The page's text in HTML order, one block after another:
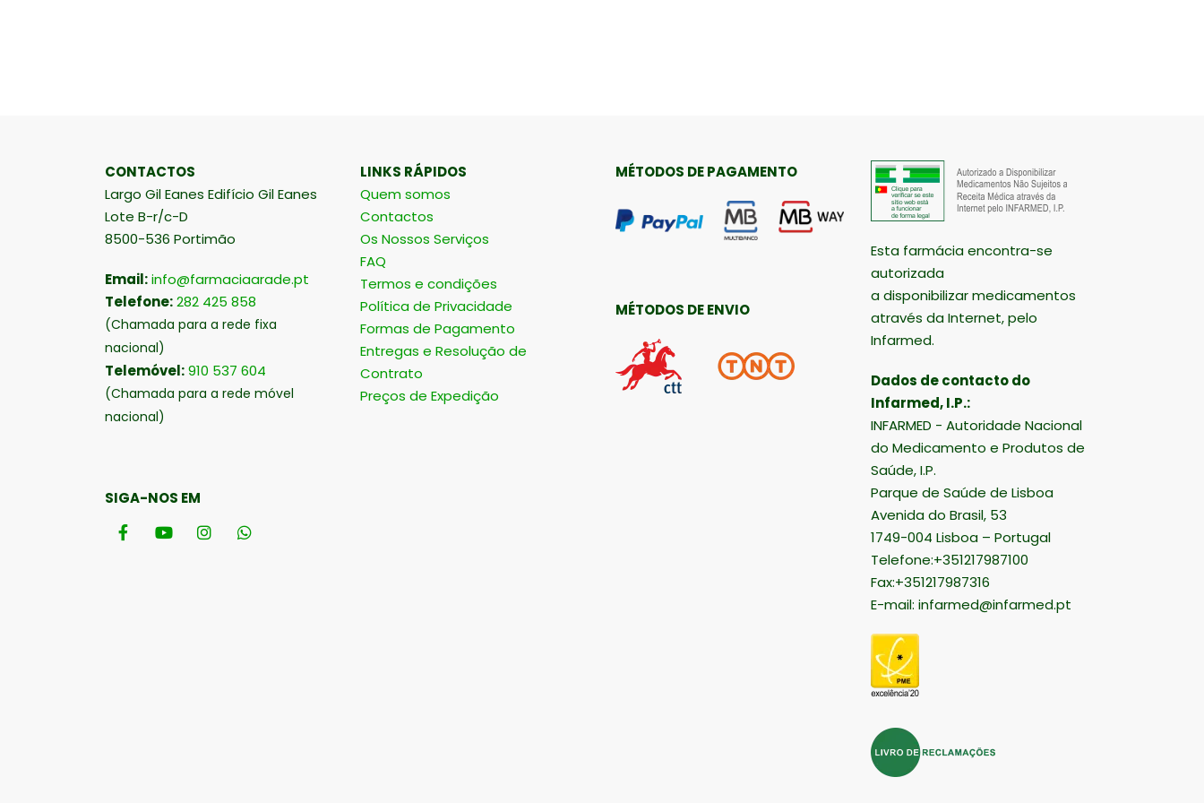
CONTACTOS
Largo Gil Eanes Edifício Gil Eanes
Lote B-r/c-D
8500-536 Portimão
Email:info@farmaciaarade.pt
Telefone:282 425 858
(Chamada para a rede fixa
nacional)
Telemóvel:910 537 604
(Chamada para a rede móvel
nacional)
SIGA-NOS EM
LINKS RÁPIDOS
Quem somos
Contactos
Os Nossos Serviços
FAQ
Termos e condições
Política de Privacidade
Formas de Pagamento
Entregas e Resolução de
Contrato
Preços de Expedição
MÉTODOS DE PAGAMENTO
MÉTODOS DE ENVIO
Esta farmácia encontra-se
autorizada
a disponibilizar medicamentos
através da Internet, pelo
Infarmed.
Dados de contacto do
Infarmed, I.P.:
INFARMED - Autoridade Nacional
do Medicamento e Produtos de
Saúde, I.P.
Parque de Saúde de Lisboa
Avenida do Brasil, 53
1749-004 Lisboa – Portugal
Telefone:+351217987100
Fax:+351217987316
E-mail: infarmed@infarmed.pt